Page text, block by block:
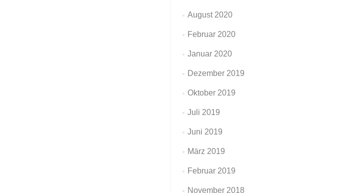
August 2020
Februar 2020
Januar 2020
Dezember 2019
Oktober 2019
Juli 2019
Juni 2019
März 2019
Februar 2019
November 2018